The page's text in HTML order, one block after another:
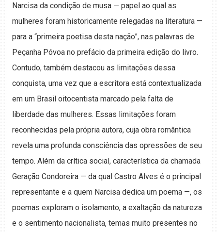
Narcisa da condição de musa — papel ao qual as
mulheres foram historicamente relegadas na literatura —
para a “primeira poetisa desta nação”, nas palavras de
Peçanha Póvoa no prefácio da primeira edição do livro.
Contudo, também destacou as limitações dessa
conquista, uma vez que a escritora está contextualizada
em um Brasil oitocentista marcado pela falta de
liberdade das mulheres. Essas limitações foram
reconhecidas pela própria autora, cuja obra romântica
revela uma profunda consciência das opressões de seu
tempo. Além da crítica social, característica da chamada
Geração Condoreira — da qual Castro Alves é o principal
representante e a quem Narcisa dedica um poema —, os
poemas exploram o isolamento, a exaltação da natureza
e o sentimento nacionalista, temas muito presentes no